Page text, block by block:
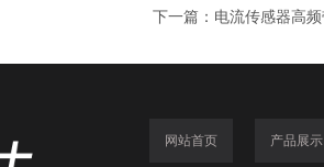
下一篇： 电流传感器高
网站首页 产品展示